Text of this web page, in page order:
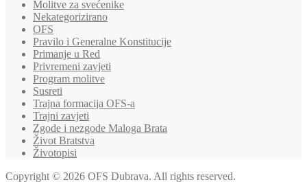
Molitve za svećenike
Nekategorizirano
OFS
Pravilo i Generalne Konstitucije
Primanje u Red
Privremeni zavjeti
Program molitve
Susreti
Trajna formacija OFS-a
Trajni zavjeti
Zgode i nezgode Maloga Brata
Život Bratstva
Životopisi
Copyright © 2026 OFS Dubrava. All rights reserved.